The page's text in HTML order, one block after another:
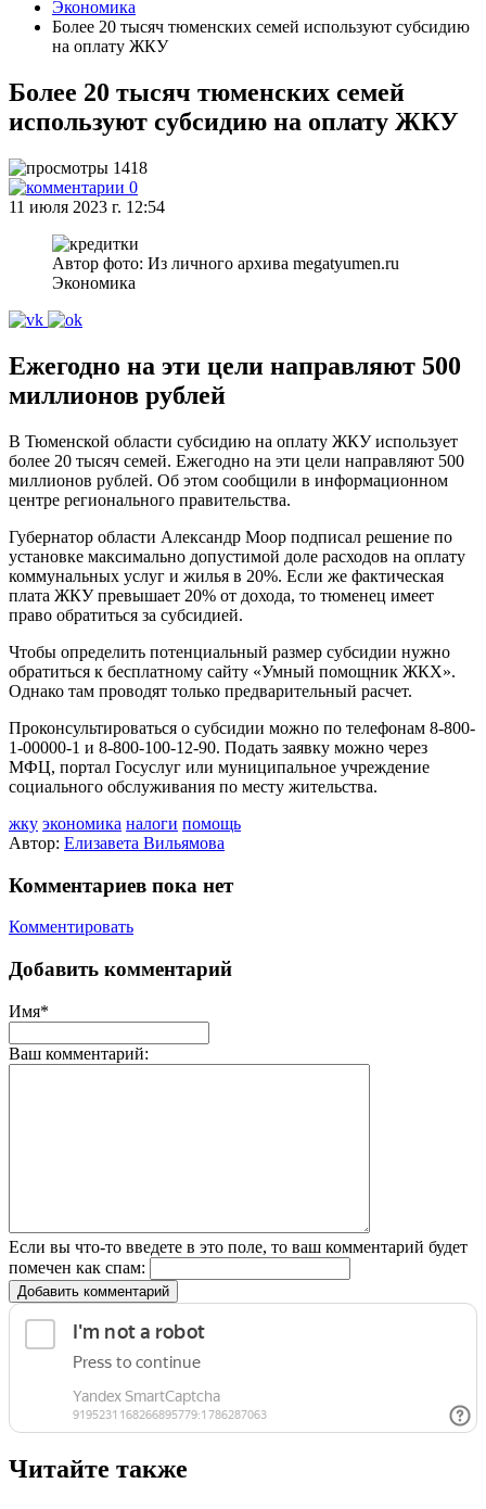
Экономика
Более 20 тысяч тюменских семей используют субсидию
на оплату ЖКУ
Более 20 тысяч тюменских семей
используют субсидию на оплату ЖКУ
1418
0
11 июля 2023 г. 12:54
Автор фото: Из личного архива megatyumen.ru
Экономика
Ежегодно на эти цели направляют 500
миллионов рублей
В Тюменской области субсидию на оплату ЖКУ использует
более 20 тысяч семей. Ежегодно на эти цели направляют 500
миллионов рублей. Об этом сообщили в информационном
центре регионального правительства.
Губернатор области Александр Моор подписал решение по
установке максимально допустимой доле расходов на оплату
коммунальных услуг и жилья в 20%. Если же фактическая
плата ЖКУ превышает 20% от дохода, то тюменец имеет
право обратиться за субсидией.
Чтобы определить потенциальный размер субсидии нужно
обратиться к бесплатному сайту «Умный помощник ЖКХ».
Однако там проводят только предварительный расчет.
Проконсультироваться о субсидии можно по телефонам 8-800-
1-00000-1 и 8-800-100-12-90. Подать заявку можно через
МФЦ, портал Госуслуг или муниципальное учреждение
социального обслуживания по месту жительства.
жку экономика налоги помощь
Автор: Елизавета Вильямова
Комментариев пока нет
Комментировать
Добавить комментарий
Имя*
Ваш комментарий:
Если вы что-то введете в это поле, то ваш комментарий будет
помечен как спам:
Добавить комментарий
Читайте также